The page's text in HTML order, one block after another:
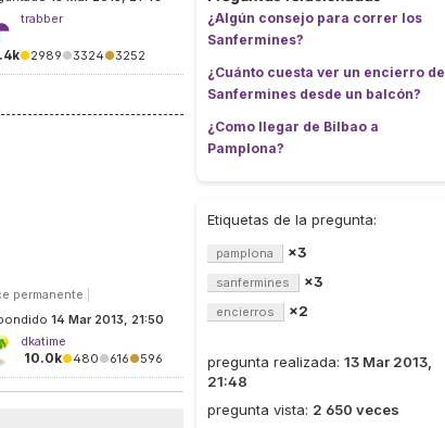
trabber
●2989●3324●3252
permanente
14 Mar 2013, 21:50
dkatime
10.0k●480●616●596
¿Algún consejo para correr los
Sanfermines?
¿Cuánto cuesta ver un encierro de
Sanfermines desde un balcón?
¿Como llegar de Bilbao a
Pamplona?
Etiquetas de la pregunta:
pamplona ×3
sanfermines ×3
encierros ×2
pregunta realizada: 13 Mar 2013,
21:48
pregunta vista: 2 650 veces